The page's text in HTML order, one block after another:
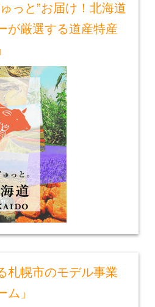
っと”お届け！北海道
が厳選する道産特産
札幌市のモデル事業
ム」